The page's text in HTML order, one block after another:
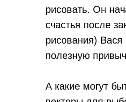
рисовать. Он
счастья после
рисования)
полезную
А какие могут